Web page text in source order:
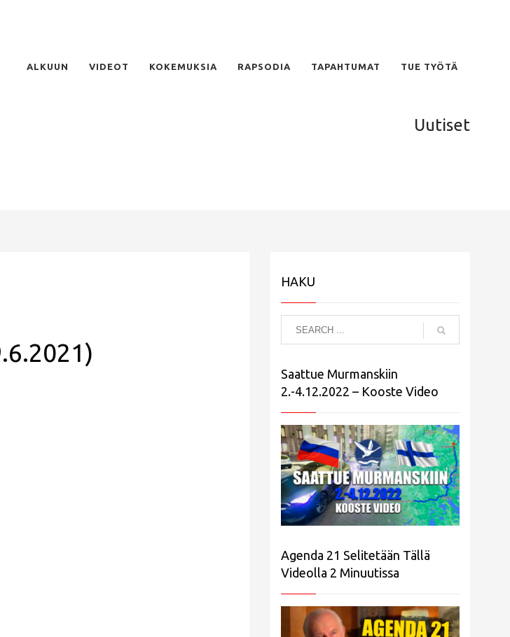
ALKUUN VIDEOT KOKEMUKSIA RAPSODIA TAPAHTUMAT TUE TYÖTÄ
Uutiset
HAKU
Saattue Murmanskiin
2.-4.12.2022 – Kooste Video
Agenda 21 Selitetään Tällä
Videolla 2 Minuutissa